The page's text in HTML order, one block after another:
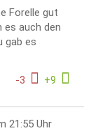
Forelle gut
es auch den
gab es
-3 +9
21:55 Uhr